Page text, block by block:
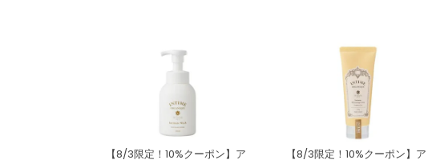
【8/3限定！10%クーポン】ア 【8/3限定！10%クーポン】ア